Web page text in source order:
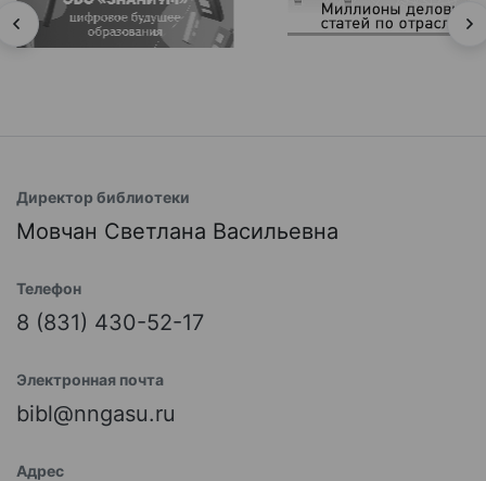
Директор библиотеки
Мовчан Светлана Васильевна
Телефон
8 (831) 430-52-17
Электронная почта
bibl@nngasu.ru
Адрес